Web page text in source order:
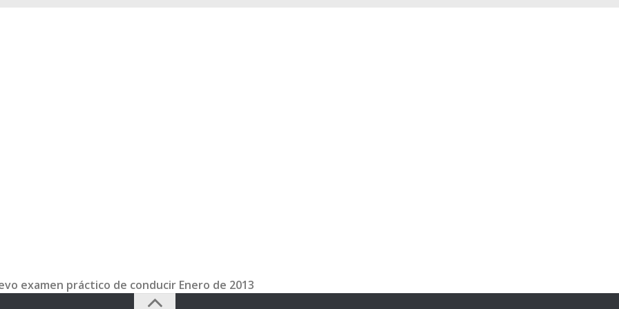
examen práctico de conducir Enero de 2013